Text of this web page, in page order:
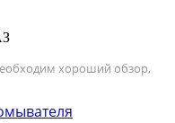
хороший обзор,